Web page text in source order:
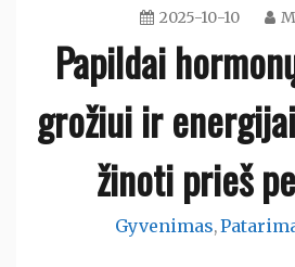
2025-10-10
Papildai
grožiui ir
žinoti prieš
Gyvenimas,